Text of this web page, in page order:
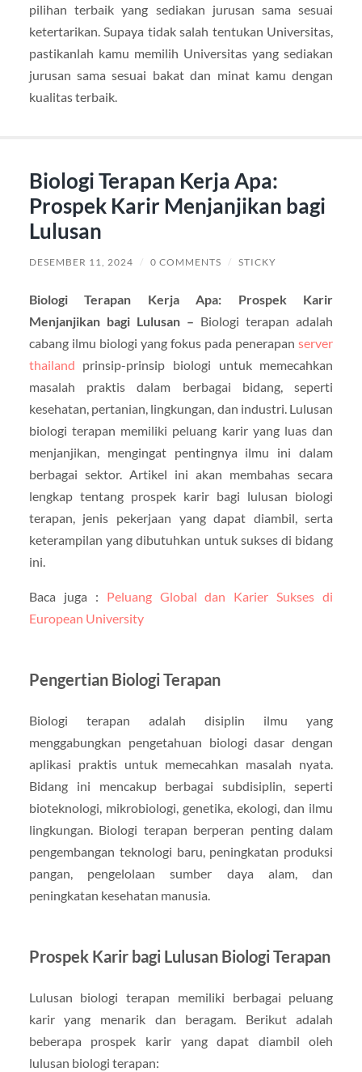
pilihan terbaik yang sediakan jurusan sama sesuai
ketertarikan. Supaya tidak salah tentukan Universitas,
pastikanlah kamu memilih Universitas yang sediakan
jurusan sama sesuai bakat dan minat kamu dengan
kualitas terbaik.
Biologi Terapan Kerja Apa:
Prospek Karir Menjanjikan bagi
Lulusan
DESEMBER 11, 2024 / 0 COMMENTS / STICKY
Biologi Terapan Kerja Apa: Prospek Karir
Menjanjikan bagi Lulusan – Biologi terapan adalah
cabang ilmu biologi yang fokus pada penerapanserver
thailand prinsip-prinsip biologi untuk memecahkan
masalah praktis dalam berbagai bidang, seperti
kesehatan, pertanian, lingkungan, dan industri. Lulusan
biologi terapan memiliki peluang karir yang luas dan
menjanjikan, mengingat pentingnya ilmu ini dalam
berbagai sektor. Artikel ini akan membahas secara
lengkap tentang prospek karir bagi lulusan biologi
terapan, jenis pekerjaan yang dapat diambil, serta
keterampilan yang dibutuhkan untuk sukses di bidang
ini.
Baca juga : Peluang Global dan Karier Sukses di
European University
Pengertian Biologi Terapan
Biologi terapan adalah disiplin ilmu yang
menggabungkan pengetahuan biologi dasar dengan
aplikasi praktis untuk memecahkan masalah nyata.
Bidang ini mencakup berbagai subdisiplin, seperti
bioteknologi, mikrobiologi, genetika, ekologi, dan ilmu
lingkungan. Biologi terapan berperan penting dalam
pengembangan teknologi baru, peningkatan produksi
pangan, pengelolaan sumber daya alam, dan
peningkatan kesehatan manusia.
Prospek Karir bagi Lulusan Biologi Terapan
Lulusan biologi terapan memiliki berbagai peluang
karir yang menarik dan beragam. Berikut adalah
beberapa prospek karir yang dapat diambil oleh
lulusan biologi terapan: